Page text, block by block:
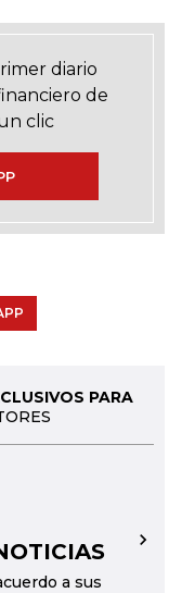
diario
de
clic
PARA
a sus
→